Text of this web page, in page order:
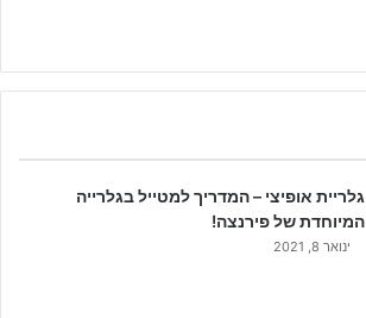
גלריית אופיצי – המדריך למטייל בגלרייה
המיוחדת של פירנצה!
ינואר 8, 2021